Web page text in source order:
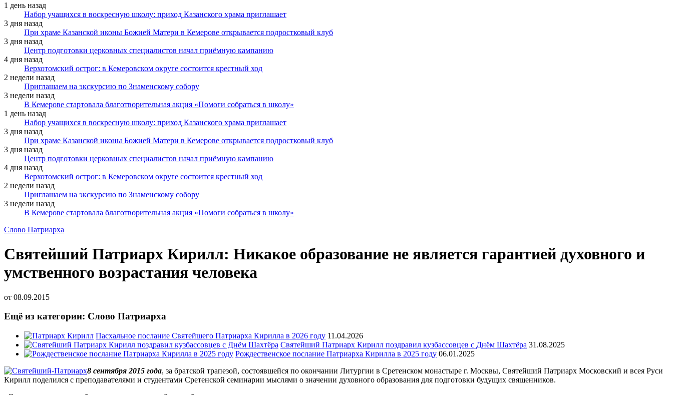
1 день назад
Набор учащихся в воскресную школу: приход Казанского храма приглашает
3 дня назад
При храме Казанской иконы Божией Матери в Кемерове открывается подростковый клуб
3 дня назад
Центр подготовки церковных специалистов начал приёмную кампанию
4 дня назад
Верхотомский острог: в Кемеровском округе состоится крестный ход
2 недели назад
Приглашаем на экскурсию по Знаменскому собору
3 недели назад
В Кемерове стартовала благотворительная акция «Помоги собраться в школу»
1 день назад
Набор учащихся в воскресную школу: приход Казанского храма приглашает
3 дня назад
При храме Казанской иконы Божией Матери в Кемерове открывается подростковый клуб
3 дня назад
Центр подготовки церковных специалистов начал приёмную кампанию
4 дня назад
Верхотомский острог: в Кемеровском округе состоится крестный ход
2 недели назад
Приглашаем на экскурсию по Знаменскому собору
3 недели назад
В Кемерове стартовала благотворительная акция «Помоги собраться в школу»
Слово Патриарха
Святейший Патриарх Кирилл: Никакое образование не является гарантией духовного и
умственного возрастания человека
от 08.09.2015
Ещё из категории: Слово Патриарха
Пасхальное послание Святейшего Патриарха Кирилла в 2026 году 11.04.2026
Святейший Патриарх Кирилл поздравил кузбассовцев с Днём Шахтёра 31.08.2025
Рождественское послание Патриарха Кирилла в 2025 году 06.01.2025
8 сентября 2015 года, за братской трапезой, состоявшейся по окончании Литургии в Сретенском монастыре г. Москвы, Святейший Патриарх Московский и всея Руси
Кирилл поделился с преподавателями и студентами Сретенской семинарии мыслями о значении духовного образования для подготовки будущих священников.